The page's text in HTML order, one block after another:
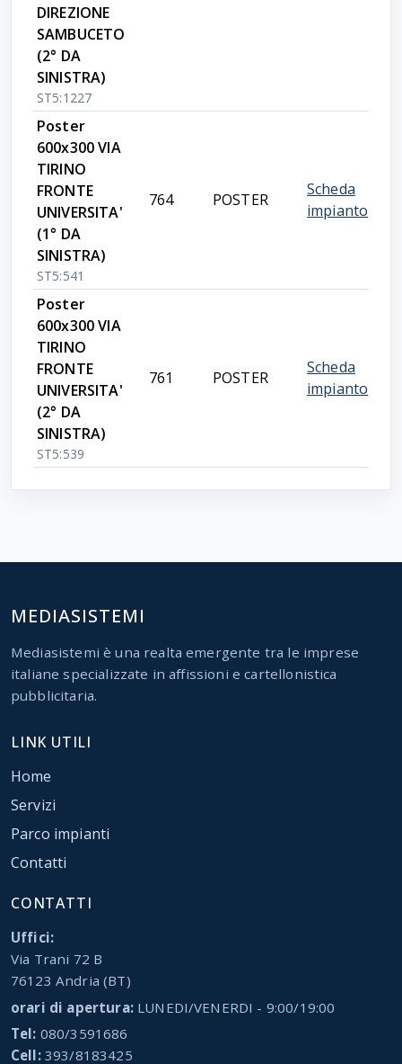
DIREZIONE
SAMBUCETO
(2° DA
SINISTRA)
ST5:1227
Poster
600x300 VIA
TIRINO
FRONTE
UNIVERSITA'
(1° DA
SINISTRA)
ST5:541
764 POSTER
Scheda
impianto
Poster
600x300 VIA
TIRINO
FRONTE
UNIVERSITA'
(2° DA
SINISTRA)
ST5:539
761 POSTER
Scheda
impianto
MEDIASISTEMI
Mediasistemi è una realta emergente tra le imprese
italiane specializzate in affissioni e cartellonistica
pubblicitaria.
LINK UTILI
Home
Servizi
Parco impianti
Contatti
CONTATTI
Uffici:
Via Trani 72 B
76123 Andria (BT)
orari di apertura:LUNEDI/VENERDI - 9:00/19:00
Tel: 080/3591686
Cell:393/8183425